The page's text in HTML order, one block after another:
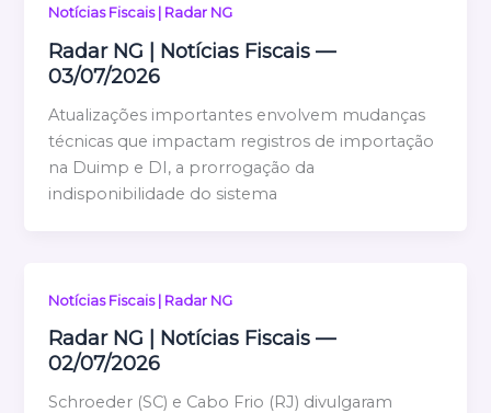
Notícias Fiscais | Radar NG
Radar NG | Notícias Fiscais —
03/07/2026
Atualizações importantes envolvem mudanças
técnicas que impactam registros de importação
na Duimp e DI, a prorrogação da
indisponibilidade do sistema
Notícias Fiscais | Radar NG
Radar NG | Notícias Fiscais —
02/07/2026
Schroeder (SC) e Cabo Frio (RJ) divulgaram